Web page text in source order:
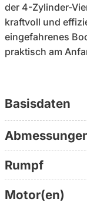
der 4-Zylinder-
kraftvoll und
eingefahrenes
praktisch am
Revierwechsel,
Binnengewässer
organisatorischen
Für diese Größe
vollständige
Kartenplotter und
AquaDeck in
Basisdaten
Rumpf
Motor(en)